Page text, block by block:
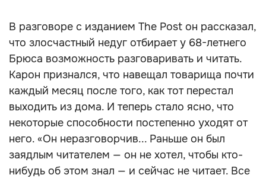
В разговоре с изданием The Post он рассказал,
что злосчастный недуг отбирает у 68-летнего
Брюса возможность разговаривать и читать.
Карон признался, что навещал товарища почти
каждый месяц после того, как тот перестал
выходить из дома. И теперь стало ясно, что
некоторые способности постепенно уходят от
него. «Он неразговорчив... Раньше он был
заядлым читателем — он не хотел, чтобы кто-
нибудь об этом знал — и сейчас не читает. Все